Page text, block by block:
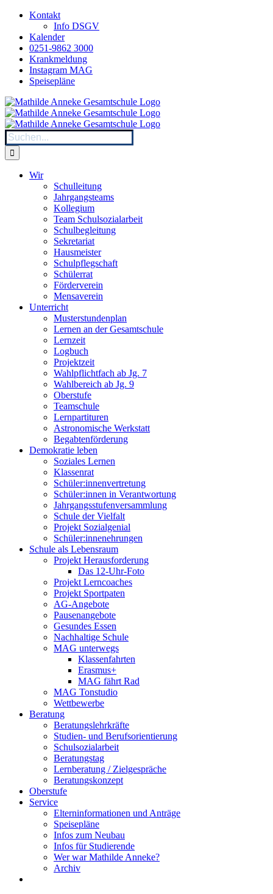
Zum
springen
Kontakt
Info DSGV
Kalender
0251-9862 3000
Krankmeldung
Instagram MAG
Speisepläne
Suche
nach:
Wir
Schulleitung
Jahrgangsteams
Kollegium
Team Schulsozialarbeit
Schulbegleitung
Sekretariat
Hausmeister
Schulpflegschaft
Schülerrat
Förderverein
Mensaverein
Unterricht
Musterstundenplan
Lernen an der Gesamtschule
Lernzeit
Logbuch
Projektzeit
Wahlpflichtfach ab Jg. 7
Wahlbereich ab Jg. 9
Oberstufe
Teamschule
Lernpartituren
Astronomische Werkstatt
Begabtenförderung
Demokratie leben
Soziales Lernen
Klassenrat
Schüler:innenvertretung
Schüler:innen in Verantwortung
Jahrgangsstufenversammlung
Schule der Vielfalt
Projekt Sozialgenial
Schüler:innenehrungen
Schule als Lebensraum
Projekt Herausforderung
Das 12-Uhr-Foto
Projekt Lerncoaches
Projekt Sportpaten
AG-Angebote
Pausenangebote
Gesundes Essen
Nachhaltige Schule
MAG unterwegs
Klassenfahrten
Erasmus+
MAG fährt Rad
MAG Tonstudio
Wettbewerbe
Beratung
Beratungslehrkräfte
Studien- und Berufsorientierung
Schulsozialarbeit
Beratungstag
Lernberatung / Zielgespräche
Beratungskonzept
Oberstufe
Service
Elterninformationen und Anträge
Speisepläne
Infos zum Neubau
Infos für Studierende
Wer war Mathilde Anneke?
Archiv